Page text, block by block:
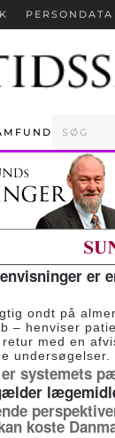
PERSONDATA
er
ondt på
– henviser
med en
undersøgelser.
systemets
koste